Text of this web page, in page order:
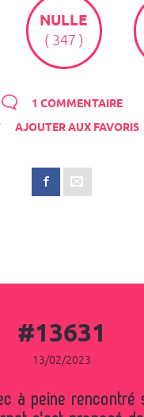
NULLE
( 347 )
1 COMMENTAIRE
AJOUTER AUX FAVORIS
#13631
13/02/2023